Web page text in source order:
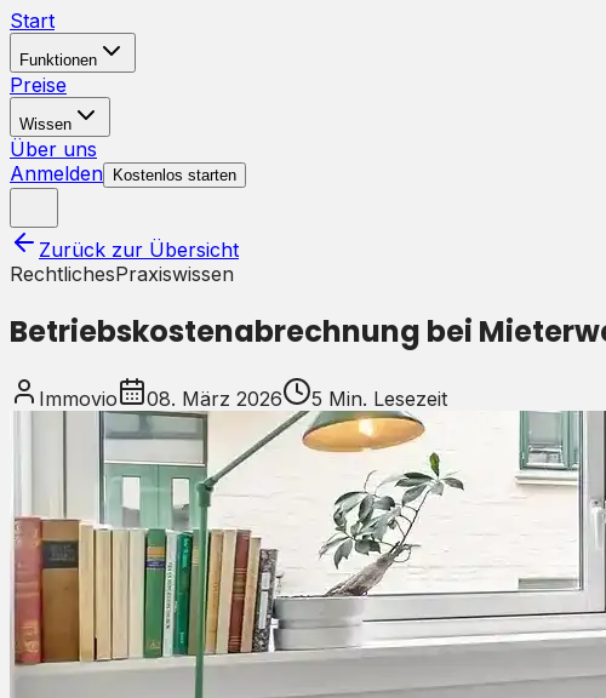
Start
Funktionen
Preise
Wissen
Über uns
Anmelden
Kostenlos starten
Zurück zur Übersicht
RechtlichesPraxiswissen
Betriebskostenabrechnung bei
Immovio 08. März 2026 5 Min. Lesezeit